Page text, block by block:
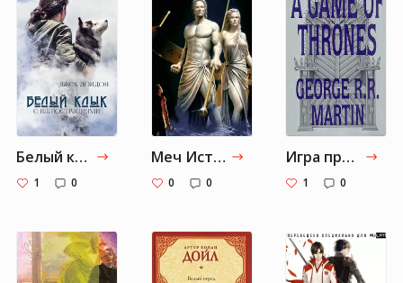
Белый клык. Иллюстрированное издание
1 0
Меч Истины — Википедия
0 0
Игра престолов (роман) — Википедия
1 0